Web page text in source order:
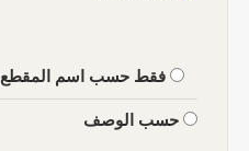
فقط حسب اسم المقطع
حسب الوصف